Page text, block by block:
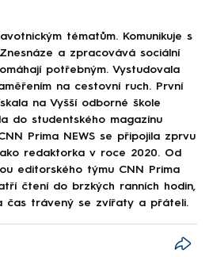
tématům. Komunikuje s
a zpracovává sociální
potřebným. Vystudovala
na cestovní ruch. První
na Vyšší odborné škole
do studentského magazínu
Prima NEWS se připojila zprvu
redaktorka v roce 2020. Od
editorského týmu CNN Prima
čtení do brzkých ranních hodin,
čas trávený se zvířaty a přáteli.